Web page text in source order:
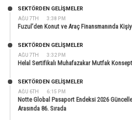
AĞU 7TH 3:38 PM
SEKTÖRDEN GELIŞMELER
Fuzul’den Konut ve Araç Finansmanında
AĞU 7TH 3:32 PM
SEKTÖRDEN GELIŞMELER
Helal Sertifikalı Muhafazakar Mutfak
AĞU 6TH 6:15 PM
SEKTÖRDEN GELIŞMELER
Notte Global Pasaport Endeksi 2026
Arasında 86. Sırada